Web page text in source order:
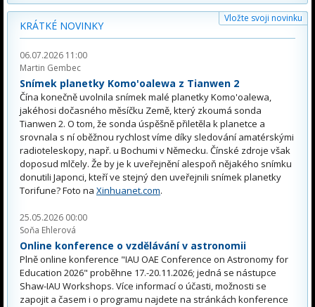
Vložte svoji novinku
KRÁTKÉ NOVINKY
06.07.2026 11:00
Martin Gembec
Snímek planetky Komo'oalewa z Tianwen 2
Čína konečně uvolnila snímek malé planetky Komo'oalewa,
jakéhosi dočasného měsíčku Země, který zkoumá sonda
Tianwen 2. O tom, že sonda úspěšně přiletěla k planetce a
srovnala s ní oběžnou rychlost víme díky sledování amatérskými
radioteleskopy, např. u Bochumi v Německu. Čínské zdroje však
doposud mlčely. Že by je k uveřejnění alespoň nějakého snímku
donutili Japonci, kteří ve stejný den uveřejnili snímek planetky
Torifune? Foto na Xinhuanet.com.
25.05.2026 00:00
Soňa Ehlerová
Online konference o vzdělávání v astronomii
Plně online konference "IAU OAE Conference on Astronomy for
Education 2026" proběhne 17.-20.11.2026; jedná se nástupce
Shaw-IAU Workshops. Více informací o účasti, možnosti se
zapojit a časem i o programu najdete na stránkách konference